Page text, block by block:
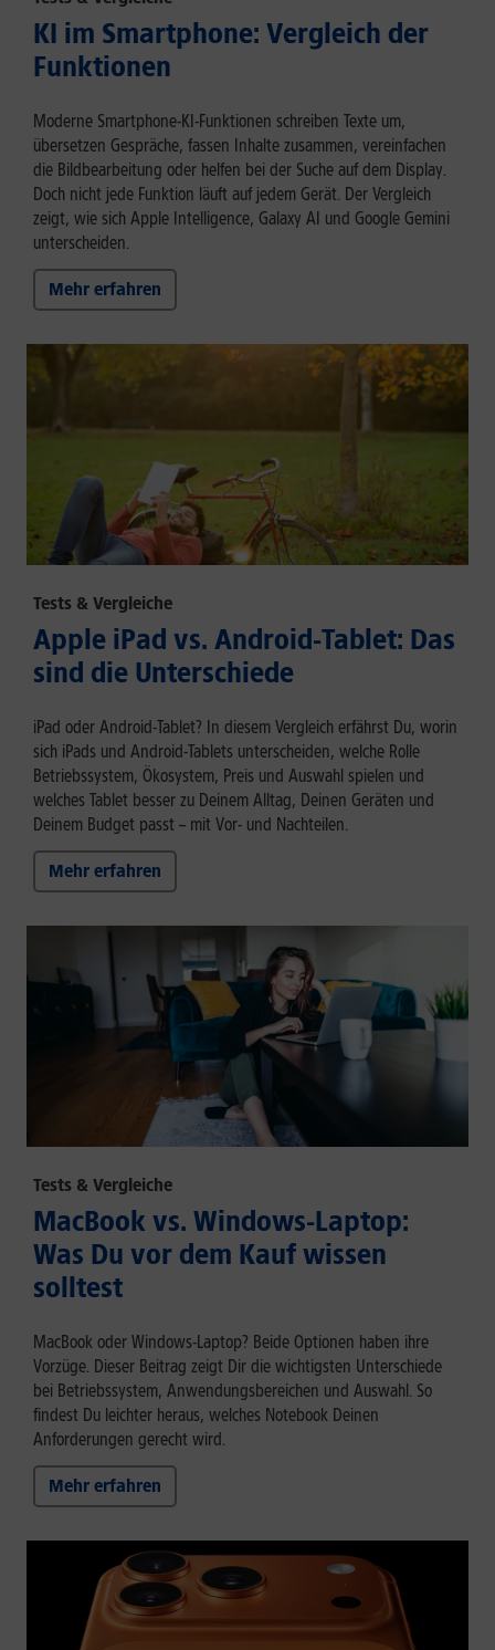
KI im Smartphone: Vergleich der
Funktionen
Moderne Smartphone-KI-Funktionen schreiben Texte um,
übersetzen Gespräche, fassen Inhalte zusammen, vereinfachen
die Bildbearbeitung oder helfen bei der Suche auf dem Display.
Doch nicht jede Funktion läuft auf jedem Gerät. Der Vergleich
zeigt, wie sich Apple Intelligence, Galaxy AI und Google Gemini
unterscheiden.
Mehr erfahren
Tests & Vergleiche
Apple iPad vs. Android-Tablet: Das
sind die Unterschiede
iPad oder Android-Tablet? In diesem Vergleich erfährst Du, worin
sich iPads und Android-Tablets unterscheiden, welche Rolle
Betriebssystem, Ökosystem, Preis und Auswahl spielen und
welches Tablet besser zu Deinem Alltag, Deinen Geräten und
Deinem Budget passt – mit Vor- und Nachteilen.
Mehr erfahren
Tests & Vergleiche
MacBook vs. Windows-Laptop:
Was Du vor dem Kauf wissen
solltest
MacBook oder Windows-Laptop? Beide Optionen haben ihre
Vorzüge. Dieser Beitrag zeigt Dir die wichtigsten Unterschiede
bei Betriebssystem, Anwendungsbereichen und Auswahl. So
findest Du leichter heraus, welches Notebook Deinen
Anforderungen gerecht wird.
Mehr erfahren